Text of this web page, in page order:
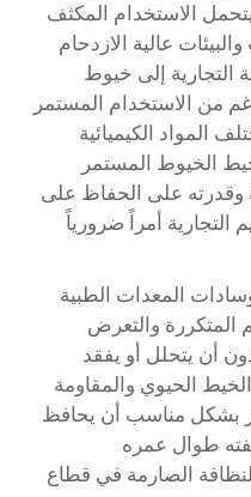
الاستخدام المكثف
عالية الازدحام
التجارية إلى خيوط
من الاستخدام المستمر
المواد الكيميائية
الخيوط المستمر
وقدرته على الحفاظ على
التجارية أمراً ضرورياً
المعدات الطبية
المتكررة والتعرض
أن يتحلل أو يفقد
الحيوي والمقاومة
بشكل مناسب أن يحافظ
طوال عمره
النظافة الصارمة في قطاع